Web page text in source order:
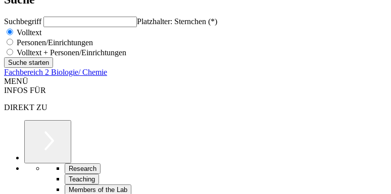
Suchbegriff
Platzhalter: Sternchen (*)
Volltext
Personen/Einrichtungen
Volltext + Personen/Einrichtungen
Fachbereich 2 Biologie/ Chemie
MENÜ
INFOS FÜR
DIREKT ZU
Research
Teaching
Members of the Lab